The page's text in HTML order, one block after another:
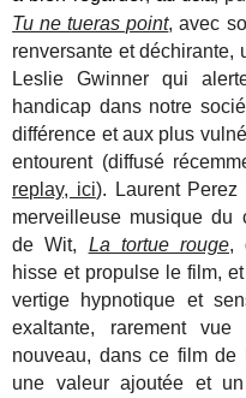
Tu ne tueras point,avec
renversante et déchirante,
Leslie Gwinner qui
handicap dans notre
différence et aux plus
entourent (diffusé
replay, ici). Laurent
merveilleuse musique du
de Wit, La tortue rouge,
hisse et propulse le film,
vertige hypnotique et
exaltante, rarement
nouveau, dans ce film de
une valeur ajoutée et un